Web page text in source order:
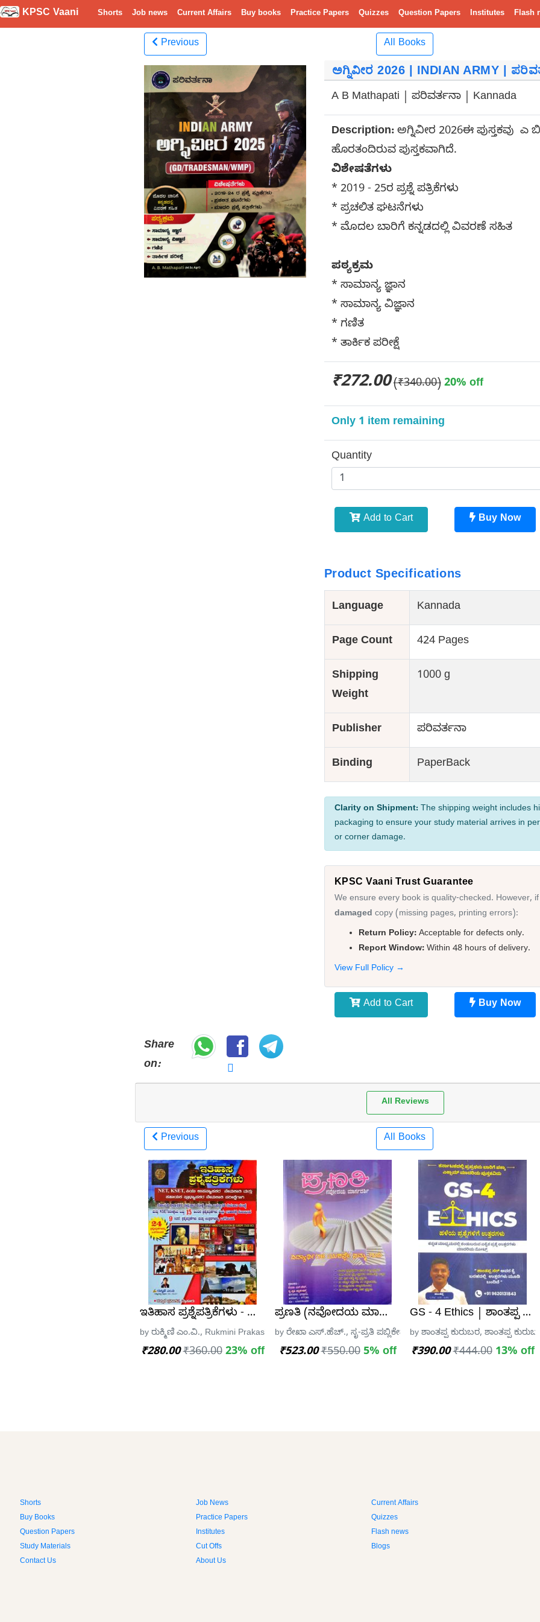
KPSC Vaani Shorts Job news Current Affairs Buy books Practice Papers Quizzes Question Papers Institutes Flash
Previous All Books
ಅಗ್ನಿವೀರ 2026 | INDIAN ARMY |
A B Mathapati | ಪರಿವರ್ತನಾ | Kannada
Description:ಅಗ್ನಿವೀರ 2026ಈ ಪುಸ್ತಕವು
ಹೊರತಂದಿರುವ ಪುಸ್ತಕವಾಗಿದೆ.
ವಿಶೇಷತೆಗಳು
* 2019 - 25ರ ಪ್ರಶ್ನೆ ಪತ್ರಿಕೆಗಳು
* ಪ್ರಚಲಿತ ಘಟನೆಗಳು
* ಮೊದಲ ಬಾರಿಗೆ ಕನ್ನಡದಲ್ಲಿ ವಿವರಣೆ ಸಹಿತ
ಪಠ್ಯಕ್ರಮ
* ಸಾಮಾನ್ಯ ಜ್ಞಾನ
* ಸಾಮಾನ್ಯ ವಿಜ್ಞಾನ
* ಗಣಿತ
* ತಾರ್ಕಿಕ ಪರೀಕ್ಷೆ
₹272.00 (₹340.00) 20% off
Only 1 item remaining
Quantity
Add to Cart Buy Now
Product Specifications
Language Kannada
Page Count 424 Pages
Shipping
Weight
1000 g
Publisher ಪರಿವರ್ತನಾ
Binding PaperBack
Clarity on Shipment:The shipping weight includes
packaging to ensure your study material arrives in
or corner damage.
KPSC Vaani Trust Guarantee
We ensure every book is quality-checked. However,
damaged copy (missing pages, printing errors):
Return Policy:Acceptable for defects only.
Report Window:Within 48 hours of delivery.
View Full Policy →
Add to Cart Buy Now
Share
on:
All Reviews
Previous All Books
ಇತಿಹಾಸ ಪ್ರಶ್ನೆಪತ್ರಿಕೆಗಳು - ರುಕ್ಮಿಣಿ ಎಂ.ವಿ.
by ರುಕ್ಮಿಣಿ ಎಂ.ವಿ., Rukmini Prakashana, Mysore
₹280.00 ₹360.00 23% off
ಪ್ರಣತಿ (ನವೋದಯ ಮಾರ್ಗದರ್ಶಿ) | Pranati Novodaya
by ರೇಖಾ ಎಸ್.ಹೆಚ್., ಸೃ-ಪ್ರತಿ ಪಬ್ಲಿಕೇಷನ್ಸ್
₹523.00 ₹550.00 5% off
GS - 4 Ethics | ಶಾಂತಪ್ಪ
by ಶಾಂತಪ್ಪ ಕುರುಬರ, ಶಾಂತಪ್ಪ ಕುರುಬರ
₹390.00 ₹444.00 13% off
Shorts Job News
Current Affairs
Buy Books
Practice Papers
Quizzes
Question Papers
Institutes
Flash news
Study Materials
Cut Offs
Blogs
Contact Us
About Us